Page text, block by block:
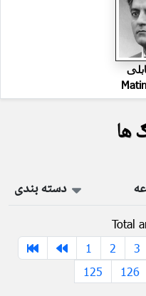
ها
دسته بندی
Total
1
2 3
125
126